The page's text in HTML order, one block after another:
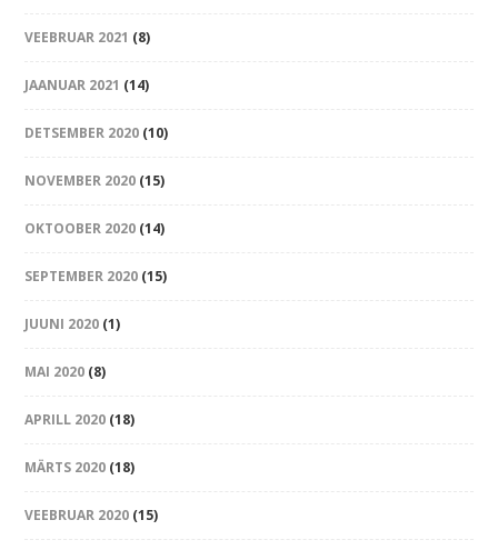
VEEBRUAR 2021 (8)
JAANUAR 2021 (14)
DETSEMBER 2020 (10)
NOVEMBER 2020 (15)
OKTOOBER 2020 (14)
SEPTEMBER 2020 (15)
JUUNI 2020 (1)
MAI 2020 (8)
APRILL 2020 (18)
MÄRTS 2020 (18)
VEEBRUAR 2020 (15)